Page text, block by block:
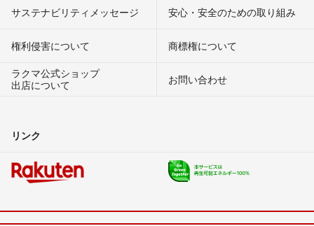
サステナビリティメッセージ 安心・安全のための取り組み
権利侵害について
商標権について
ラクマ公式ショップ
出店について
お問い合わせ
リンク